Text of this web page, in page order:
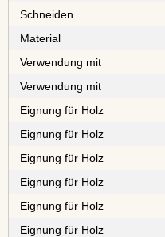
Schneiden
Material
Verwendung mit
Verwendung mit
Eignung für Holz
Eignung für Holz
Eignung für Holz
Eignung für Holz
Eignung für Holz
Eignung für Holz